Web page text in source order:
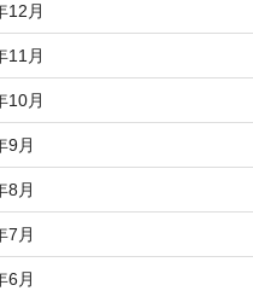
12月
11月
10月
9月
8月
7月
6月